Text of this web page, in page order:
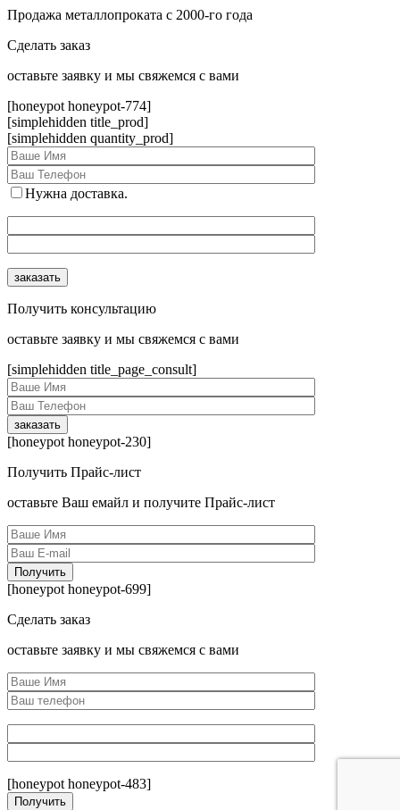
Продажа металлопроката с 2000-го года
Сделать заказ
оcтавьте заявку и мы свяжемся с вами
[honeypot honeypot-774]
[simplehidden title_prod]
[simplehidden quantity_prod]
Нужна доставка.
Получить консультацию
оcтавьте заявку и мы свяжемся с вами
[simplehidden title_page_consult]
[honeypot honeypot-230]
Получить Прайс-лист
оcтавьте Ваш емайл и получите Прайс-лист
[honeypot honeypot-699]
Сделать заказ
оcтавьте заявку и мы свяжемся с вами
[honeypot honeypot-483]